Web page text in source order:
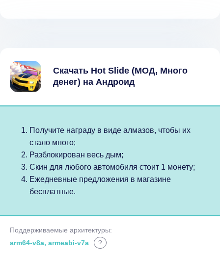
Скачать Hot Slide (МОД, Много
денег) на Андроид
Получите награду в виде алмазов, чтобы их
стало много;
Разблокирован весь дым;
Скин для любого автомобиля стоит 1 монету;
Ежедневные предложения в магазине
бесплатные.
Поддерживаемые архитектуры:
arm64-v8a, armeabi-v7a
?